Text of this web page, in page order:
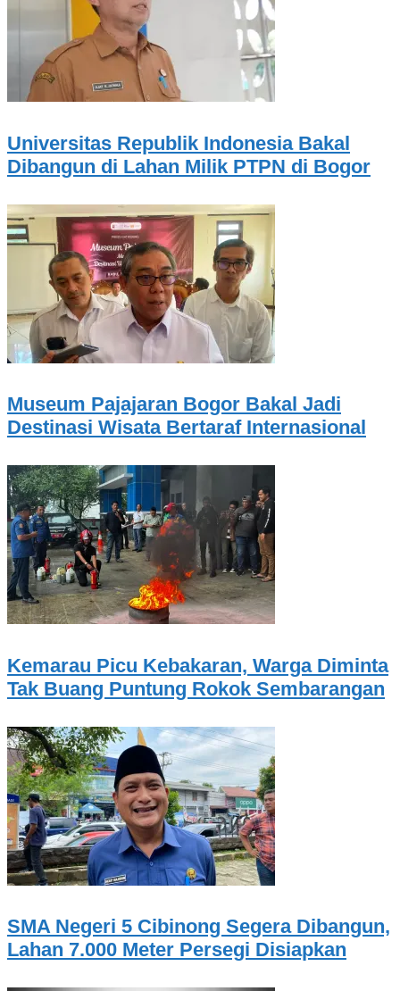
Universitas Republik Indonesia Bakal
Dibangun di Lahan Milik PTPN di Bogor
Museum Pajajaran Bogor Bakal Jadi
Destinasi Wisata Bertaraf Internasional
Kemarau Picu Kebakaran, Warga Diminta
Tak Buang Puntung Rokok Sembarangan
SMA Negeri 5 Cibinong Segera Dibangun,
Lahan 7.000 Meter Persegi Disiapkan